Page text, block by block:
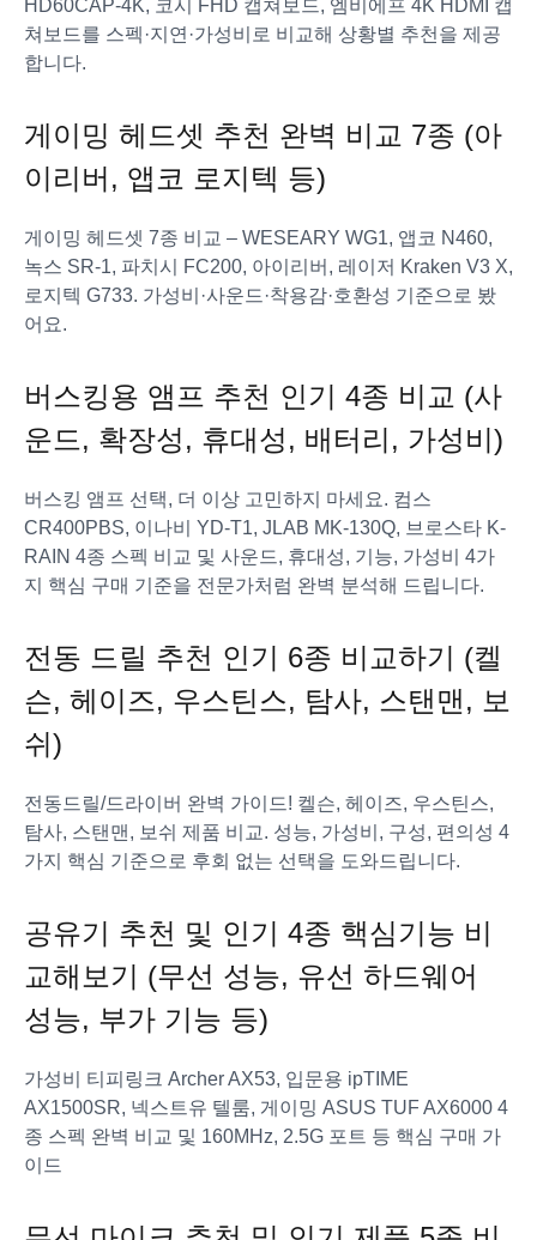
HD60CAP-4K, 코시 FHD 캡쳐보드, 엠비에프 4K HDMI 캡
쳐보드를 스펙·지연·가성비로 비교해 상황별 추천을 제공
합니다.
게이밍 헤드셋 추천 완벽 비교 7종 (아
이리버, 앱코 로지텍 등)
게이밍 헤드셋 7종 비교 – WESEARY WG1, 앱코 N460,
녹스 SR-1, 파치시 FC200, 아이리버, 레이저 Kraken V3 X,
로지텍 G733. 가성비·사운드·착용감·호환성 기준으로 봤
어요.
버스킹용 앰프 추천 인기 4종 비교 (사
운드, 확장성, 휴대성, 배터리, 가성비)
버스킹 앰프 선택, 더 이상 고민하지 마세요. 컴스
CR400PBS, 이나비 YD-T1, JLAB MK-130Q, 브로스타 K-
RAIN 4종 스펙 비교 및 사운드, 휴대성, 기능, 가성비 4가
지 핵심 구매 기준을 전문가처럼 완벽 분석해 드립니다.
전동 드릴 추천 인기 6종 비교하기 (켈
슨, 헤이즈, 우스틴스, 탐사, 스탠맨, 보
쉬)
전동드릴/드라이버 완벽 가이드! 켈슨, 헤이즈, 우스틴스,
탐사, 스탠맨, 보쉬 제품 비교. 성능, 가성비, 구성, 편의성 4
가지 핵심 기준으로 후회 없는 선택을 도와드립니다.
공유기 추천 및 인기 4종 핵심기능 비
교해보기 (무선 성능, 유선 하드웨어
성능, 부가 기능 등)
가성비 티피링크 Archer AX53, 입문용 ipTIME
AX1500SR, 넥스트유 텔룸, 게이밍 ASUS TUF AX6000 4
종 스펙 완벽 비교 및 160MHz, 2.5G 포트 등 핵심 구매 가
이드